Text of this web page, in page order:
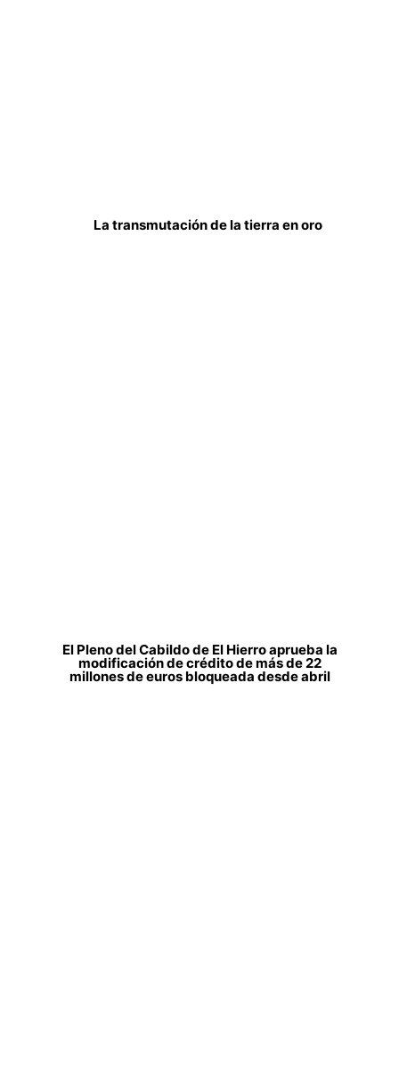
La transmutación de la tierra en oro
El Pleno del Cabildo de El Hierro aprueba la
modificación de crédito de más de 22
millones de euros bloqueada desde abril